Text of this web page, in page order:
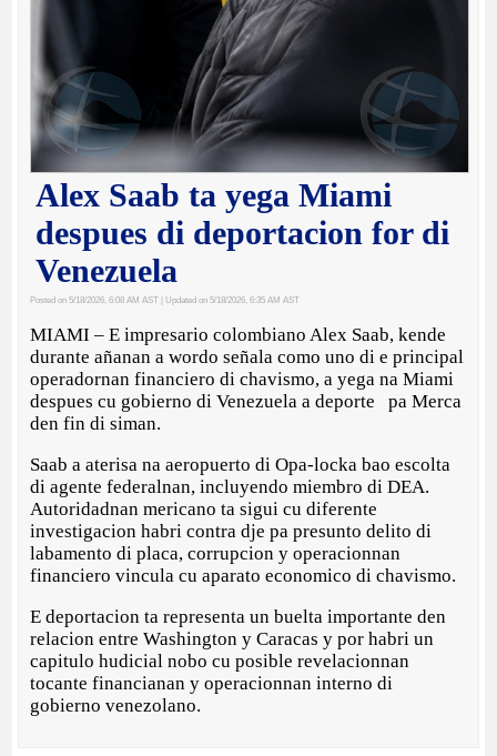
Alex Saab ta yega Miami
despues di deportacion for di
Venezuela
Posted on 5/18/2026, 6:08 AM AST | Updated on 5/18/2026, 6:35 AM AST
MIAMI – E impresario colombiano Alex Saab, kende
durante añanan a wordo señala como uno di e principal
operadornan financiero di chavismo, a yega na Miami
despues cu gobierno di Venezuela a deporte pa Merca
den fin di siman.
Saab a aterisa na aeropuerto di Opa-locka bao escolta
di agente federalnan, incluyendo miembro di DEA.
Autoridadnan mericano ta sigui cu diferente
investigacion habri contra dje pa presunto delito di
labamento di placa, corrupcion y operacionnan
financiero vincula cu aparato economico di chavismo.
E deportacion ta representa un buelta importante den
relacion entre Washington y Caracas y por habri un
capitulo hudicial nobo cu posible revelacionnan
tocante financianan y operacionnan interno di
gobierno venezolano.